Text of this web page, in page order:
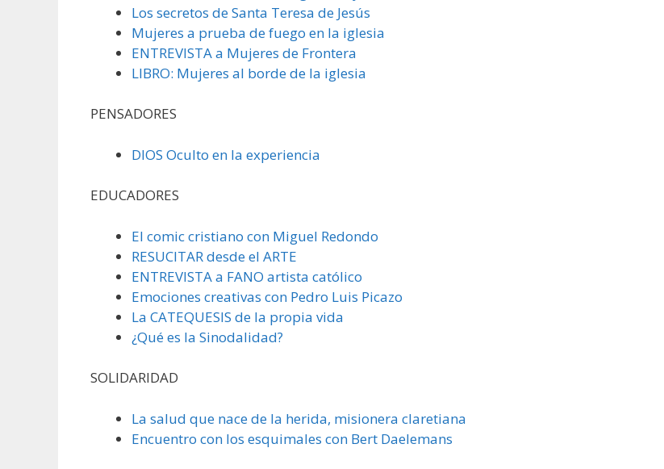
Los secretos de Santa Teresa de Jesús
Mujeres a prueba de fuego en la iglesia
ENTREVISTA a Mujeres de Frontera
LIBRO: Mujeres al borde de la iglesia
PENSADORES
DIOS Oculto en la experiencia
EDUCADORES
El comic cristiano con Miguel Redondo
RESUCITAR desde el ARTE
ENTREVISTA a FANO artista católico
Emociones creativas con Pedro Luis Picazo
La CATEQUESIS de la propia vida
¿Qué es la Sinodalidad?
SOLIDARIDAD
La salud que nace de la herida, misionera claretiana
Encuentro con los esquimales con Bert Daelemans